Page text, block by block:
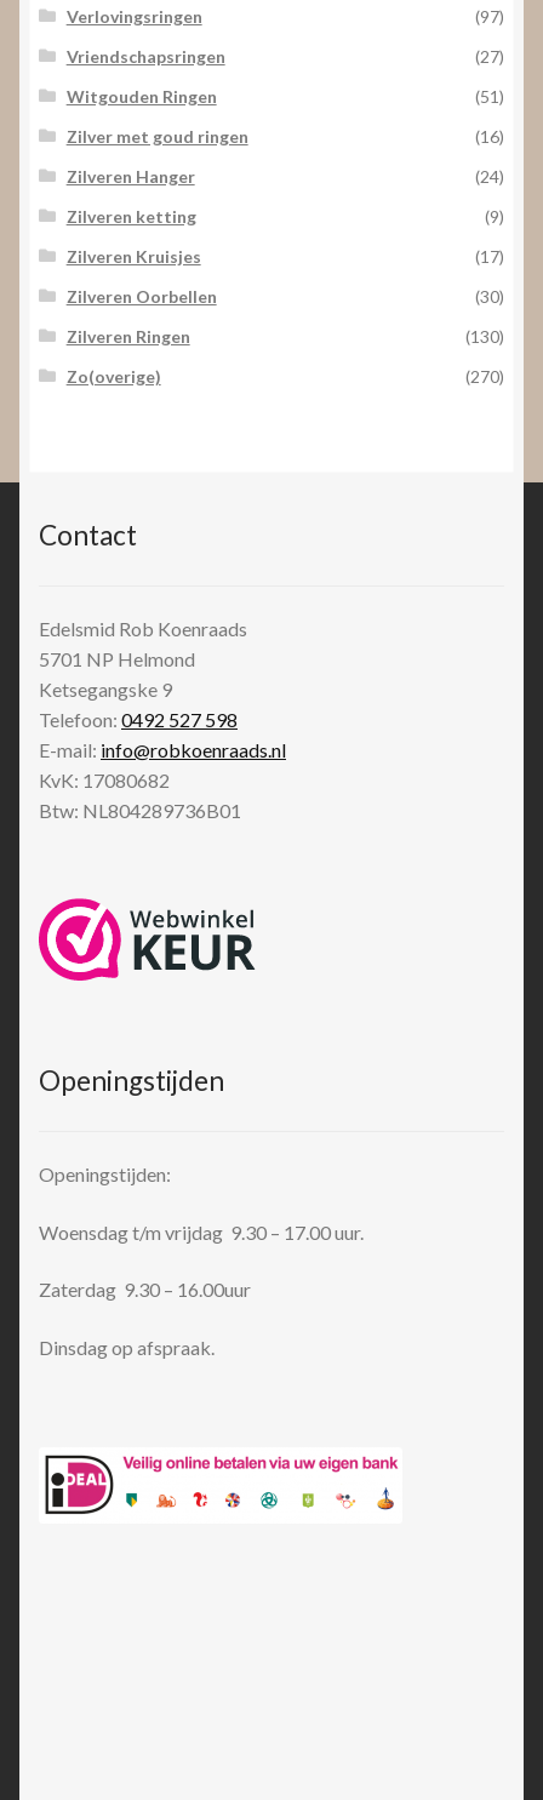
Verlovingsringen
(97)
Vriendschapsringen
(27)
Witgouden Ringen
(51)
Zilver met goud ringen
(16)
Zilveren Hanger
(24)
Zilveren ketting
(9)
Zilveren Kruisjes
(17)
Zilveren Oorbellen
(30)
Zilveren Ringen
(130)
Zo(overige)
(270)
Contact
Edelsmid Rob Koenraads
5701 NP Helmond
Ketsegangske 9
Telefoon: 0492 527 598
E-mail: info@robkoenraads.nl
KvK: 17080682
Btw: NL804289736B01
Openingstijden
Openingstijden:
Woensdag t/m vrijdag 9.30 – 17.00 uur.
Zaterdag 9.30 – 16.00uur
Dinsdag op afspraak.